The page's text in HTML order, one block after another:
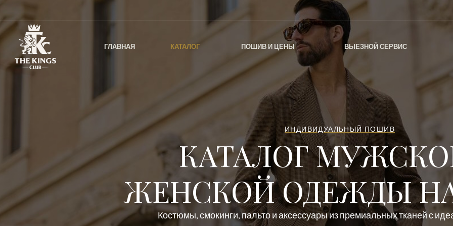
ГЛАВНАЯ КАТАЛОГ ПОШИВ И ЦЕНЫ ВЫЕЗНОЙ СЕРВИС
ИНДИВИДУАЛЬНЫЙ ПОШИВ
КАТАЛОГ
ЖЕНСКОЙ ОДЕЖДЫ
Костюмы, смокинги, пальто и аксессуары из премиальных тканей с